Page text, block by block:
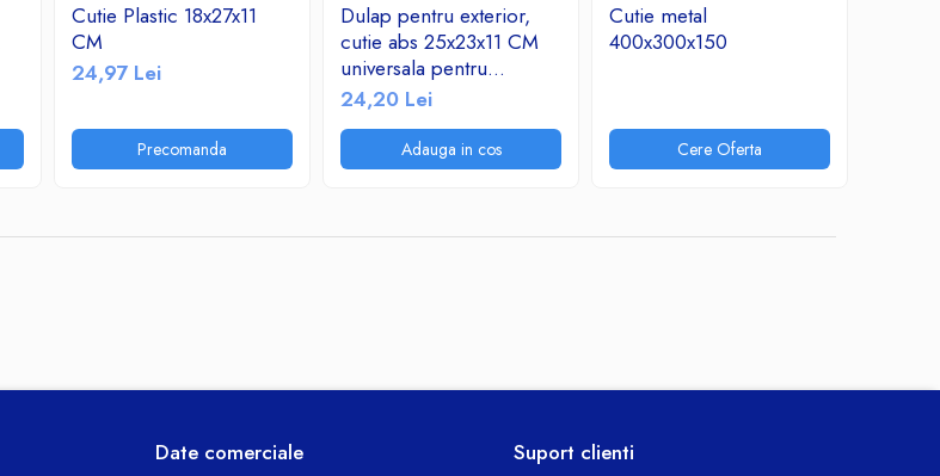
Cutie Plastic 18x27x11
CM
24,97 Lei
Precomanda
Dulap pentru exterior,
cutie abs 25x23x11 CM
universala pentru
telecomunicatii sau
contrapanou IP65
24,20 Lei
Adauga in cos
Cutie metal
400x300x150
Cere Oferta
Date comerciale Suport clienti